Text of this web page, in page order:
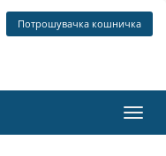
Потрошувачка кошничка
ја